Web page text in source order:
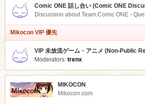
Comic ONE 話し合い (Comic ONE
Discussion about Team.Comic ONE -
Mikocon VIP 優先
VIP 未放流ゲーム・アニメ (Non-Public
Moderators: trenx
MIKOCON
Mikocon.com